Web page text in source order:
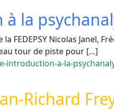
la
FEDEPSY Nicolas Janel,
tour de piste pour […]
a-la-
Richard